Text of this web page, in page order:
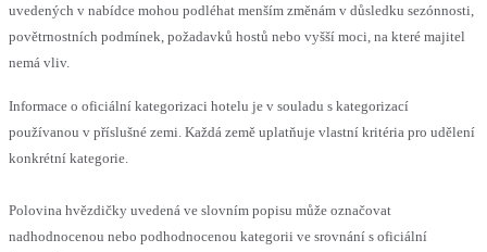
uvedených v nabídce mohou podléhat menším změnám v důsledku sezónnosti,
povětrnostních podmínek, požadavků hostů nebo vyšší moci, na které majitel
nemá vliv.
Informace o oficiální kategorizaci hotelu je v souladu s kategorizací
používanou v příslušné zemi. Každá země uplatňuje vlastní kritéria pro udělení
konkrétní kategorie.
Polovina hvězdičky uvedená ve slovním popisu může označovat
nadhodnocenou nebo podhodnocenou kategorii ve srovnání s oficiální